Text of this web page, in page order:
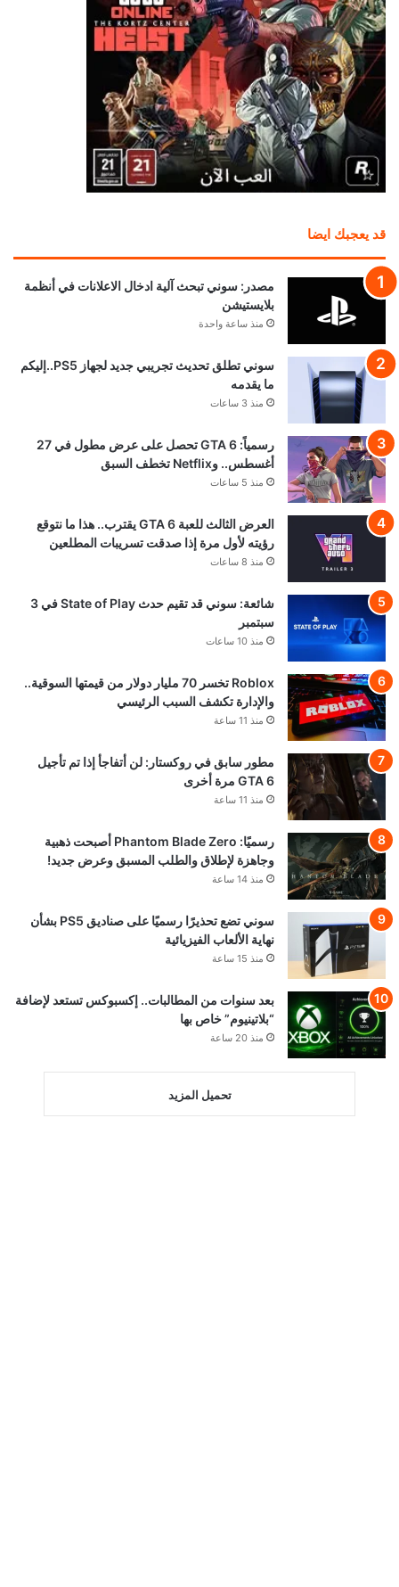
قد يعجبك ايضا
مصدر: سوني تبحث آلية ادخال الاعلانات في أنظمة
بلايستيشن
منذ ساعة واحدة
سوني تطلق تحديث تجريبي جديد لجهاز PS5..إليكم
ما يقدمه
منذ 3 ساعات
رسمياً: GTA 6 تحصل على عرض مطول في 27
أغسطس.. وNetflix تخطف السبق
منذ 5 ساعات
العرض الثالث للعبة GTA 6 يقترب.. هذا ما نتوقع
رؤيته لأول مرة إذا صدقت تسريبات المطلعين
منذ 8 ساعات
شائعة: سوني قد تقيم حدث State of Play في 3
سبتمبر
منذ 10 ساعات
Roblox تخسر 70 مليار دولار من قيمتها السوقية..
والإدارة تكشف السبب الرئيسي
منذ 11 ساعة
مطور سابق في روكستار: لن أتفاجأ إذا تم تأجيل
GTA 6 مرة أخرى
منذ 11 ساعة
رسميًا: Phantom Blade Zero أصبحت ذهبية
وجاهزة لإطلاق والطلب المسبق وعرض جديد!
منذ 14 ساعة
سوني تضع تحذيرًا رسميًا على صناديق PS5 بشأن
نهاية الألعاب الفيزيائية
منذ 15 ساعة
بعد سنوات من المطالبات.. إكسبوكس تستعد لإضافة
“بلاتينيوم” خاص بها
منذ 20 ساعة
تحميل المزيد